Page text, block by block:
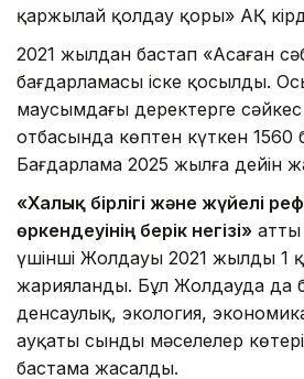
қаржылай қолдау қоры» АҚ
2021 жылдан бастап «Аңсаған
бағдарламасы іске қосылды.
маусымдағы деректерге
отбасында көптен күткен 1560
Бағдарлама 2025 жылға дейін
«Халық бірлігі және жүйелі
өркендеуінің берік негізі» атты
үшінші Жолдауы 2021 жылдың 1
жарияланды. Бұл Жолдауда да
денсаулық, экология,
ауқаты сынды мәселелер
бастама жасалды.